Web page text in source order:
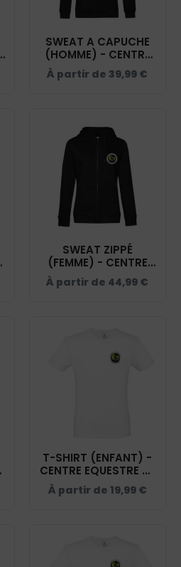
SWEAT A CAPUCHE
(HOMME) - CENTRE
EQUESTRE DE
KERAVEL - BCU33B
À partir de 39,99 €
SWEAT ZIPPÉ
(FEMME) - CENTRE
EQUESTRE DE
KERAVEL - BCW03Q
À partir de 44,99 €
T-SHIRT (ENFANT) -
CENTRE EQUESTRE DE
KERAVEL - BLANC -
BC03TK
À partir de 19,99 €